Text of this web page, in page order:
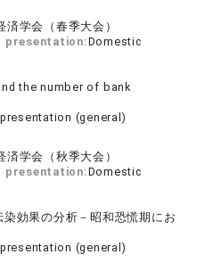
済学会（春季大会）
presentation:Domestic
the number of bank
(general)
済学会（秋季大会）
presentation:Domestic
効果の分析－昭和恐慌期にお
(general)